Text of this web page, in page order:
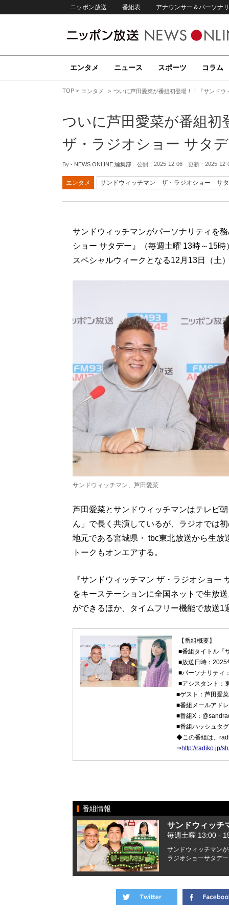
ニッポン放送 番組表 アナウンサー＆パーソナ
エンタメ ニュース スポーツ コラム
TOP エンタメ ついに芦田愛菜が番組初登場！！『サンド
ついに芦田愛菜が番組
ザ・ラジオショー サタ
By - NEWS ONLINE 編集部 公開： 2025-12-06 更新： 2025-12-
エンタメ サンドウィッチマン ザ・ラジオショー サ
サンドウィッチマンがパーソナリティを
ショー サタデー』（毎週土曜 13時～15
スペシャルウィークとなる12月13日（土
サンドウィッチマン、芦田愛菜
芦田愛菜とサンドウィッチマンはテレビ
ん」で長く共演しているが、ラジオでは
地元である宮城県・ tbc東北放送から生
トークもオンエアする。
『サンドウィッチマン ザ・ラジオショ
をキーステーションに全国ネットで生放
ができるほか、タイムフリー機能で放送
【番組概要】
■番組タイトル『
■放送日時：2025
■パーソナリティ
■アシスタント：
■ゲスト：芦田愛菜
■番組メールアド
■番組X：
■番組ハッシュタ
◆この番組は、
⇒http://radiko.jp/
番組情報
サンドウィッ
毎週土曜 13:00 -
サンドウィッチマン
ラジオショーサタデ